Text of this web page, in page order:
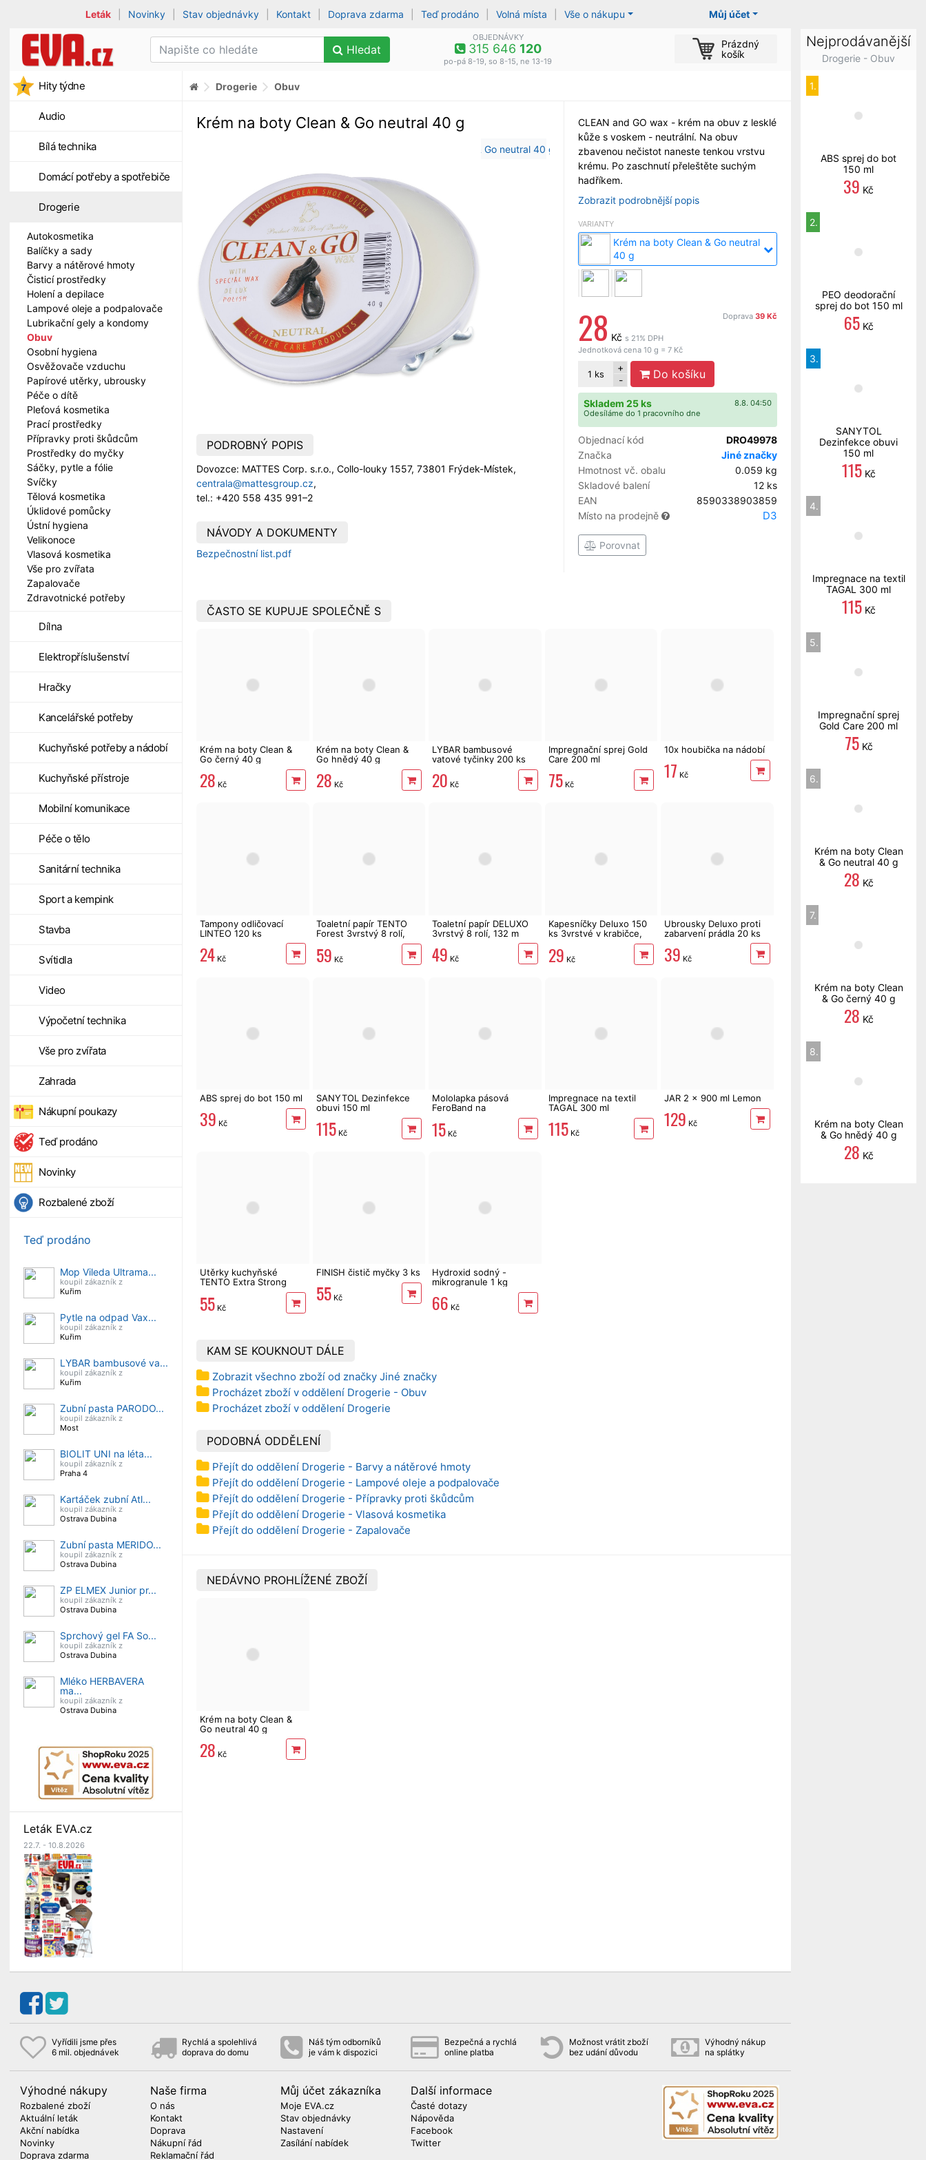
Můj účet
Leták Novinky Stav objednávky Kontakt Doprava zdarma Teď prodáno Volná místa Vše o nákupu
Hledat
OBJEDNÁVKY
315 646 120
po-pá 8-19, so 8-15, ne 13-19
Prázdný
košík
Hity týdne
Audio
Bílá technika
Domácí potřeby a spotřebiče
Drogerie
Autokosmetika
Balíčky a sady
Barvy a nátěrové hmoty
Čisticí prostředky
Holení a depilace
Lampové oleje a podpalovače
Lubrikační gely a kondomy
Obuv
Osobní hygiena
Osvěžovače vzduchu
Papírové utěrky, ubrousky
Péče o dítě
Pleťová kosmetika
Prací prostředky
Přípravky proti škůdcům
Prostředky do myčky
Sáčky, pytle a fólie
Svíčky
Tělová kosmetika
Úklidové pomůcky
Ústní hygiena
Velikonoce
Vlasová kosmetika
Vše pro zvířata
Zapalovače
Zdravotnické potřeby
Dílna
Elektropříslušenství
Hračky
Kancelářské potřeby
Kuchyňské potřeby a nádobí
Kuchyňské přístroje
Mobilní komunikace
Péče o tělo
Sanitární technika
Sport a kempink
Stavba
Svítidla
Video
Výpočetní technika
Vše pro zvířata
Zahrada
Nákupní poukazy
Teď prodáno
Novinky
Rozbalené zboží
Teď prodáno
Mop Vileda Ultrama...
koupil zákazník z
Kuřim
Pytle na odpad Vax...
koupil zákazník z
Kuřim
LYBAR bambusové va...
koupil zákazník z
Kuřim
Zubní pasta PARODO...
koupil zákazník z
Most
BIOLIT UNI na léta...
koupil zákazník z
Praha 4
Kartáček zubní Atl...
koupil zákazník z
Ostrava Dubina
Zubní pasta MERIDO...
koupil zákazník z
Ostrava Dubina
ZP ELMEX Junior pr...
koupil zákazník z
Ostrava Dubina
Sprchový gel FA So...
koupil zákazník z
Ostrava Dubina
Mléko HERBAVERA
ma...
koupil zákazník z
Ostrava Dubina
Leták EVA.cz
22.7. - 10.8.2026
Drogerie Obuv
CLEAN and GO wax - krém na obuv z lesklé
kůže s voskem - neutrální. Na obuv
zbavenou nečistot naneste tenkou vrstvu
krému. Po zaschnutí přeleštěte suchým
hadříkem.
Zobrazit podrobnější popis
VARIANTY
Krém na boty Clean & Go neutral
40 g
Doprava 39 Kč
28 Kč s 21% DPH
Jednotková cena 10 g = 7 Kč
1 ks
+
-
Do košíku
8.8. 04:50
Skladem 25 ks
Odesíláme do 1 pracovního dne
Objednací kód
DRO49978
Značka
Jiné značky
Hmotnost vč. obalu
0.059 kg
Skladové balení
12 ks
EAN
8590338903859
Místo na prodejně
D3
Porovnat
Krém na boty Clean & Go neutral 40 g
PODROBNÝ POPIS
Dovozce: MATTES Corp. s.r.o., Collo-louky 1557, 73801 Frýdek-Místek,
centrala@mattesgroup.cz,
tel.: +420 558 435 991–2
NÁVODY A DOKUMENTY
Bezpečnostní list.pdf
ČASTO SE KUPUJE SPOLEČNĚ S
Krém na boty Clean &
Go černý 40 g
28 Kč
Krém na boty Clean &
Go hnědý 40 g
28 Kč
LYBAR bambusové
vatové tyčinky 200 ks
20 Kč
Impregnační sprej Gold
Care 200 ml
75Kč
10x houbička na nádobí
17 Kč
Tampony odličovací
LINTEO 120 ks
24 Kč
Toaletní papír TENTO
Forest 3vrstvý 8 rolí,
59 Kč
Toaletní papír DELUXO
3vrstvý 8 rolí, 132 m
49 Kč
Kapesníčky Deluxo 150
ks 3vrstvé v krabičce,
29 Kč
Ubrousky Deluxo proti
zabarvení prádla 20 ks
39 Kč
ABS sprej do bot 150 ml
39 Kč
SANYTOL Dezinfekce
obuvi 150 ml
115Kč
Mololapka pásová
FeroBand na
15 Kč
Impregnace na textil
TAGAL 300 ml
115Kč
JAR 2 x 900 ml Lemon
129 Kč
Utěrky kuchyňské
TENTO Extra Strong
3vrstvé, 2 role, 34 m
55 Kč
FINISH čistič myčky 3 ks
55Kč
Hydroxid sodný -
mikrogranule 1 kg
66 Kč
KAM SE KOUKNOUT DÁLE
Zobrazit všechno zboží od značky Jiné značky
Procházet zboží v oddělení Drogerie - Obuv
Procházet zboží v oddělení Drogerie
PODOBNÁ ODDĚLENÍ
Přejít do oddělení Drogerie - Barvy a nátěrové hmoty
Přejít do oddělení Drogerie - Lampové oleje a podpalovače
Přejít do oddělení Drogerie - Přípravky proti škůdcům
Přejít do oddělení Drogerie - Vlasová kosmetika
Přejít do oddělení Drogerie - Zapalovače
NEDÁVNO PROHLÍŽENÉ ZBOŽÍ
Krém na boty Clean &
Go neutral 40 g
28 Kč
Vyřídili jsme přes
6 mil. objednávek
Rychlá a spolehlivá
doprava do domu
Náš tým odborníků
je vám k dispozici
Bezpečná a rychlá
online platba
Možnost vrátit zboží
bez udání důvodu
Výhodný nákup
na splátky
Výhodné nákupy
Rozbalené zboží
Aktuální leták
Akční nabídka
Novinky
Doprava zdarma
Naše firma
O nás
Kontakt
Doprava
Nákupní řád
Reklamační řád
Můj účet zákazníka
Moje EVA.cz
Stav objednávky
Nastavení
Zasílání nabídek
Další informace
Časté dotazy
Nápověda
Facebook
Twitter
Nejprodávanější
Drogerie - Obuv
1.
ABS sprej do bot
150 ml
39 Kč
2.
PEO deodorační
sprej do bot 150 ml
65Kč
3.
SANYTOL
Dezinfekce obuvi
150 ml
115Kč
4.
Impregnace na textil
TAGAL 300 ml
115Kč
5.
Impregnační sprej
Gold Care 200 ml
75Kč
6.
Krém na boty Clean
& Go neutral 40 g
28 Kč
7.
Krém na boty Clean
& Go černý 40 g
28 Kč
8.
Krém na boty Clean
& Go hnědý 40 g
28 Kč